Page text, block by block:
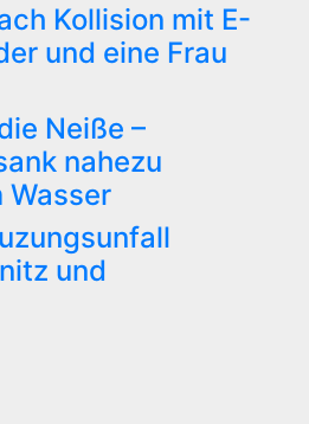
Kollision mit E-
und eine Frau
Neiße –
nahezu
und